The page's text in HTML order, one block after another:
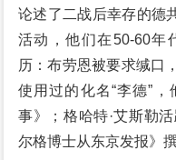
论述了二战后幸存的德
活动，他们在50-60年
历：布劳恩被要求缄口
使用过的化名“李德”
事》；格哈特·艾斯勒
尔格博士从东京发报》